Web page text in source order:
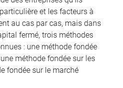
et les facteurs à
au cas par cas, mais dans
fermé, trois méthodes
: une méthode fondée
méthode fondée sur les
fondée sur le marché